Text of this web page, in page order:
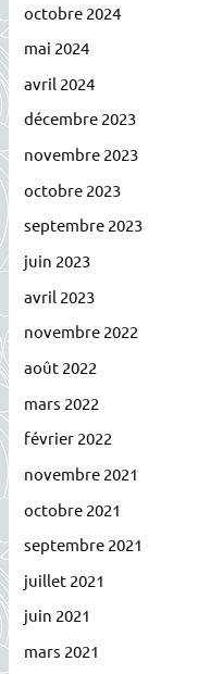
octobre 2024
mai 2024
avril 2024
décembre 2023
novembre 2023
octobre 2023
septembre 2023
juin 2023
avril 2023
novembre 2022
août 2022
mars 2022
février 2022
novembre 2021
octobre 2021
septembre 2021
juillet 2021
juin 2021
mars 2021